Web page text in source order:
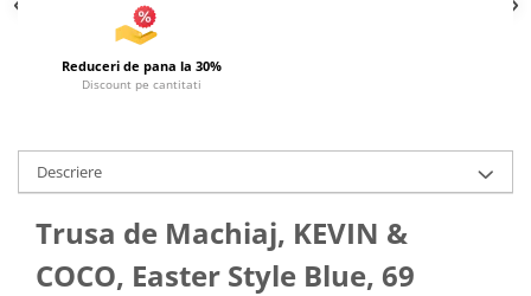
Accesorii biciclete
Articole de plaja
Articole pentru Copii
Articole Diverse copii
Articole diverse pentru copii
Covorase de joaca
Reduceri de pana la 30%
Discount pe cantitati
Descriere
Trusa de Machiaj, KEVIN &
COCO, Easter Style Blue, 69